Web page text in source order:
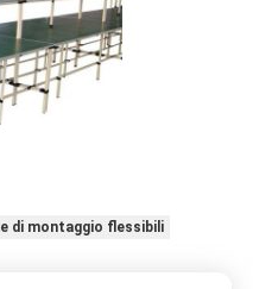
di montaggio flessibili